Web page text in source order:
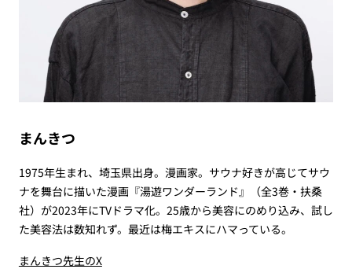
まんきつ
1975年生まれ、埼玉県出身。漫画家。サウナ好きが高じてサウ
ナを舞台に描いた漫画『湯遊ワンダーランド』（全3巻・扶桑
社）が2023年にTVドラマ化。25歳から美容にのめり込み、試し
た美容法は数知れず。最近は梅エキスにハマっている。
まんきつ先生のX